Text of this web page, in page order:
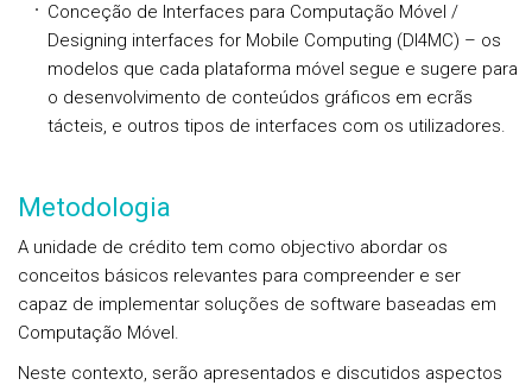
Conceção de Interfaces para Computação Móvel /
Designing interfaces for Mobile Computing (DI4MC) – os
modelos que cada plataforma móvel segue e sugere para
o desenvolvimento de conteúdos gráficos em ecrãs
tácteis, e outros tipos de interfaces com os utilizadores.
Metodologia
A unidade de crédito tem como objectivo abordar os
conceitos básicos relevantes para compreender e ser
capaz de implementar soluções de software baseadas em
Computação Móvel.
Neste contexto, serão apresentados e discutidos aspectos